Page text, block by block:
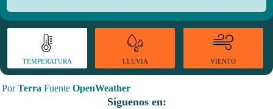
TEMPERATURA LLUVIA VIENTO
PorTerra Fuente OpenWeather
Síguenos en: